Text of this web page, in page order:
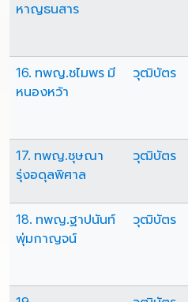
หาญธนสาร
16. ทพญ.ชไมพร มี
หนองหว้า
วุฒิบัตร
17. ทพญ.ชุษณา
รุ่งอดุลพิศาล
วุฒิบัตร
18. ทพญ.ฐาปนันท์
พุ่มกาญจน์
วุฒิบัตร